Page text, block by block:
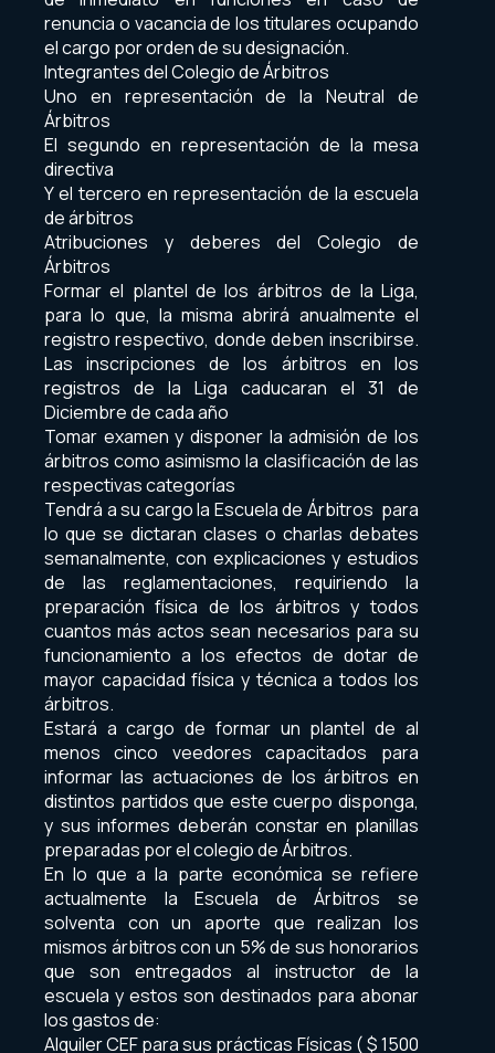
renuncia o vacancia de los titulares ocupando
el cargo por orden de su designación.
Integrantes del Colegio de Árbitros
Uno en representación de la Neutral de
Árbitros
El segundo en representación de la mesa
directiva
Y el tercero en representación de la escuela
de árbitros
Atribuciones y deberes del Colegio de
Árbitros
Formar el plantel de los árbitros de la Liga,
para lo que, la misma abrirá anualmente el
registro respectivo, donde deben inscribirse.
Las inscripciones de los árbitros en los
registros de la Liga caducaran el 31 de
Diciembre de cada año
Tomar examen y disponer la admisión de los
árbitros como asimismo la clasificación de las
respectivas categorías
Tendrá a su cargo la Escuela de Árbitros para
lo que se dictaran clases o charlas debates
semanalmente, con explicaciones y estudios
de las reglamentaciones, requiriendo la
preparación física de los árbitros y todos
cuantos más actos sean necesarios para su
funcionamiento a los efectos de dotar de
mayor capacidad física y técnica a todos los
árbitros.
Estará a cargo de formar un plantel de al
menos cinco veedores capacitados para
informar las actuaciones de los árbitros en
distintos partidos que este cuerpo disponga,
y sus informes deberán constar en planillas
preparadas por el colegio de Árbitros.
En lo que a la parte económica se refiere
actualmente la Escuela de Árbitros se
solventa con un aporte que realizan los
mismos árbitros con un 5% de sus honorarios
que son entregados al instructor de la
escuela y estos son destinados para abonar
los gastos de:
Alquiler CEF para sus prácticas Físicas ( $ 1500